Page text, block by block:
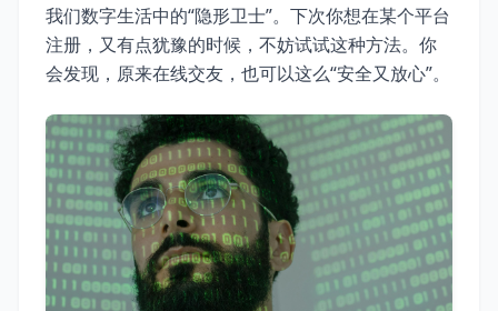
我们数字生活中的“隐形卫士”。下次你想在某个平台
注册，又有点犹豫的时候，不妨试试这种方法。你
会发现，原来在线交友，也可以这么“安全又放心”。